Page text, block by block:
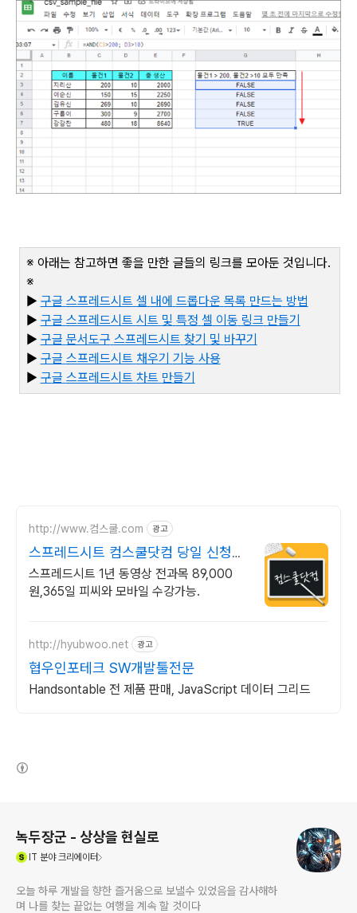
※ 아래는 참고하면 좋을 만한 글들의 링크를 모아둔 것입니다.
※
▶ 구글 스프레드시트 셀 내에 드롭다운 목록 만드는 방법
▶ 구글 스프레드시트 시트 및 특정 셀 이동 링크 만들기
▶ 구글 문서도구 스프레드시트 찾기 및 바꾸기
▶ 구글 스프레드시트 채우기 기능 사용
▶ 구글 스프레드시트 차트 만들기
http://www.컴스쿨.com 광고
스프레드시트 컴스쿨닷컴 당일 신청&
결제시 기프티콘!
스프레드시트 1년 동영상 전과목 89,000
원,365일 피씨와 모바일 수강가능.
http://hyubwoo.net 광고
협우인포테크 SW개발툴전문
Handsontable 전 제품 판매, JavaScript 데이터 그리드
녹두장군 - 상상을 현실로
IT 분야 크리에이터
오늘 하루 개발을 향한 즐거움으로 보낼수 있었음을 감사해하
며 나를 찾는 끝없는 여행을 계속 할 것이다